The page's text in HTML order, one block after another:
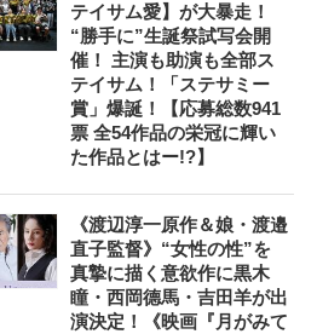
テイサム愛】が大暴走！
“勝手に”生誕祭試写会開
催！ 主演も助演も全部ス
テイサム！「ステサミー
賞」爆誕！【応募総数941
票 全54作品の栄冠に輝い
た作品とはー!?】
《渡辺淳一原作＆娘・渡邉
直子監督》“女性の性”を
真摯に描く意欲作に黒木
瞳・西岡德馬・吉田羊が出
演決定！《映画『月がみて